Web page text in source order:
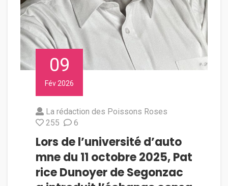
09
Fév 2026
La rédaction des Poissons Roses
255
6
Lors de l’université d’auto
mne du 11 octobre 2025, Pat
rice Dunoyer de Segonzac